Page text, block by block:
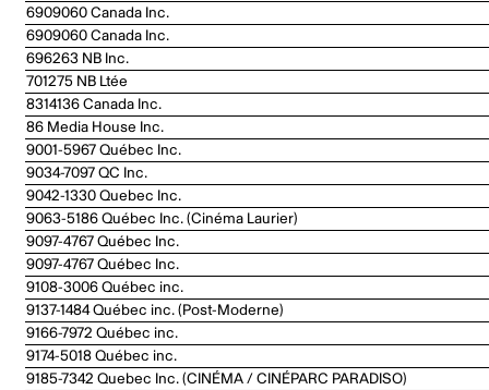
6909060 Canada Inc.
6909060 Canada Inc.
696263 NB Inc.
701275 NB Ltée
8314136 Canada Inc.
86 Media House Inc.
9001-5967 Québec Inc.
9034-7097 QC Inc.
9042-1330 Quebec Inc.
9063-5186 Québec Inc. (Cinéma Laurier)
9097-4767 Québec Inc.
9097-4767 Québec Inc.
9108-3006 Québec inc.
9137-1484 Québec inc. (Post-Moderne)
9166-7972 Québec inc.
9174-5018 Québec inc.
9185-7342 Quebec Inc. (CINÉMA / CINÉPARC PARADISO)